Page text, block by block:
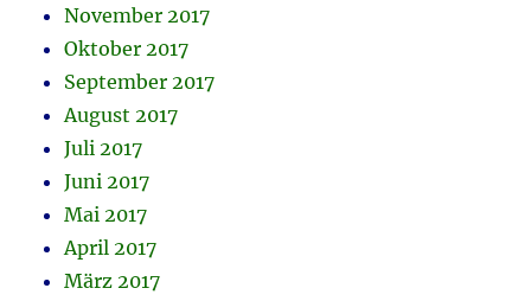
November 2017
Oktober 2017
September 2017
August 2017
Juli 2017
Juni 2017
Mai 2017
April 2017
März 2017